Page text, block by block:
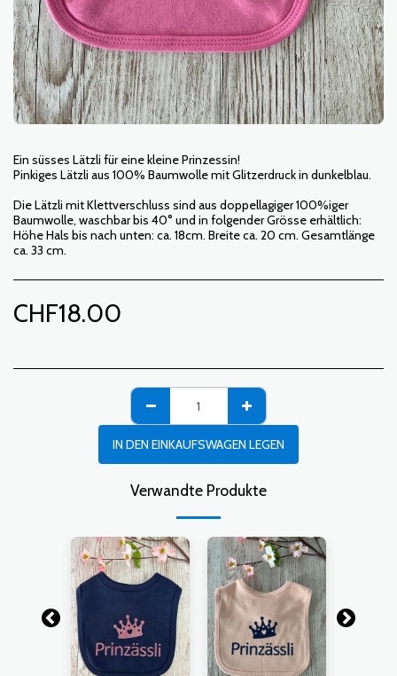
Ein süsses Lätzli für eine kleine Prinzessin!
Pinkiges Lätzli aus 100% Baumwolle mit Glitzerdruck in dunkelblau.
Die Lätzli mit Klettverschluss sind aus doppellagiger 100%iger
Baumwolle, waschbar bis 40° und in folgender Grösse erhältlich:
Höhe Hals bis nach unten: ca. 18cm. Breite ca. 20 cm. Gesamtlänge
ca. 33 cm.
CHF18.00
IN DEN EINKAUFSWAGEN LEGEN
Verwandte Produkte